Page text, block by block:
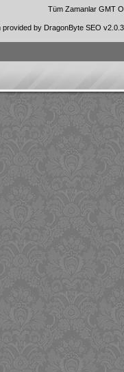
Tüm Zamanlar GMT
provided by DragonByte SEO